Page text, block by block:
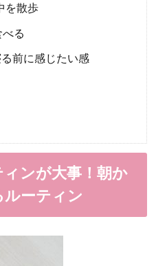
を散歩
る
前に感じたい感
ルーティン